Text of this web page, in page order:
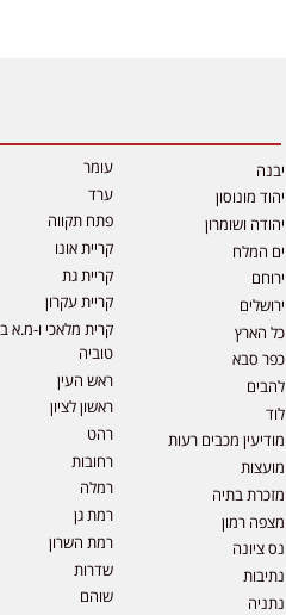
יבנה
יהוד מונוסון
יהודה ושומרון
ים המלח
ירוחם
ירושלים
כל הארץ
כפר סבא
להבים
לוד
מודיעין מכבים רעות
מועצות
מזכרת בתיה
מצפה רמון
נס ציונה
נתיבות
נתניה
עומר
ערד
פתח תקווה
קריית אונו
קריית גת
קריית עקרון
קרית מלאכי ו-מ.א
טוביה
ראש העין
ראשון לציון
רהט
רחובות
רמלה
רמת גן
רמת השרון
שדרות
שוהם